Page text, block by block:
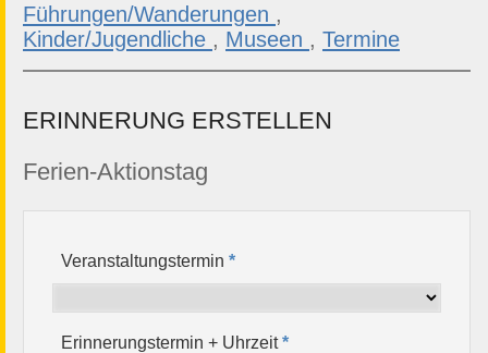
Führungen/Wanderungen ,
Kinder/Jugendliche , Museen , Termine
ERINNERUNG ERSTELLEN
Ferien-Aktionstag
Veranstaltungstermin*
Erinnerungstermin + Uhrzeit*